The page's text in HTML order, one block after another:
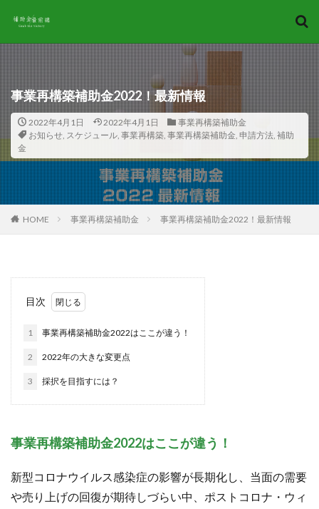
事業再構築補助金2022！最新情報
2022年4月1日 2022年4月1日
事業再構築補助金
お知らせ, スケジュール, 事業再構築, 事業再構築補助金, 申請方法, 補助
金
HOME 事業再構築補助金 事業再構築補助金2022！最新情報
目次
1 事業再構築補助金2022はここが違う！
2 2022年の大きな変更点
3 採択を目指すには？
事業再構築補助金2022はここが違う！
新型コロナウイルス感染症の影響が長期化し、当面の需要
や売り上げの回復が期待しづらい中、ポストコロナ・ウィ
カテゴリー
タグ
A類型
CAD CAM C類型
gBizID
ITベンダー
IT導入支援事業者
IT導入補助金
お知らせ
コロナ対策
スケジュール
個人事業主
助成金
法人
補助金全般